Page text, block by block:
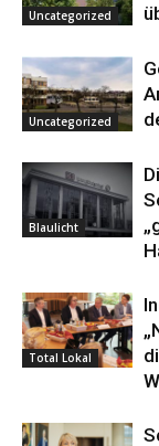
Uncategorized
Uncategorized
Blaulicht
Total Lokal